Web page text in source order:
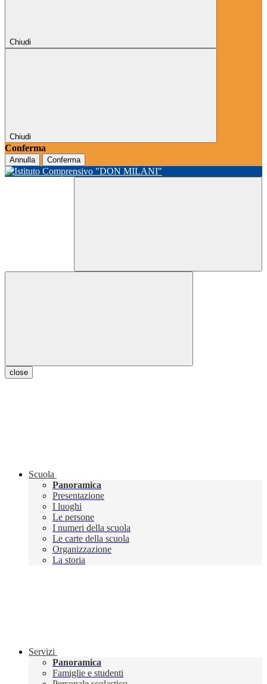
Chiudi
Chiudi
Conferma
Annulla Conferma
close
Scuola
Panoramica
Presentazione
I luoghi
Le persone
I numeri della scuola
Le carte della scuola
Organizzazione
La storia
Servizi
Panoramica
Famiglie e studenti